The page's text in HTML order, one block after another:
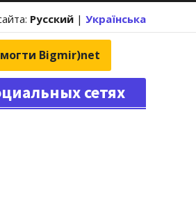
Русский | Українська
Bigmir)net
сетях